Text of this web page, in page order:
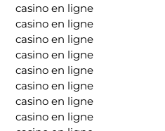
casino en ligne
casino en ligne
casino en ligne
casino en ligne
casino en ligne
casino en ligne
casino en ligne
casino en ligne